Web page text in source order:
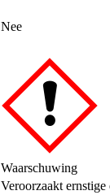
Nee
Waarschuwing
Veroorzaakt